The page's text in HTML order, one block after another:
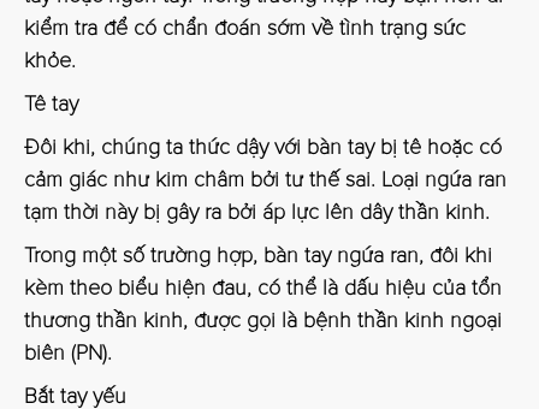
kiểm tra để có chẩn đoán sớm về tình trạng sức
khỏe.
Tê tay
Đôi khi, chúng ta thức dậy với bàn tay bị tê hoặc có
cảm giác như kim châm bởi tư thế sai. Loại ngứa ran
tạm thời này bị gây ra bởi áp lực lên dây thần kinh.
Trong một số trường hợp, bàn tay ngứa ran, đôi khi
kèm theo biểu hiện đau, có thể là dấu hiệu của tổn
thương thần kinh, được gọi là bệnh thần kinh ngoại
biên (PN).
Bắt tay yếu